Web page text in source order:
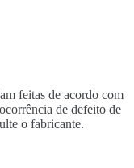
feitas de acordo com
de defeito de
o fabricante.